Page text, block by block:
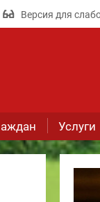
Версия для
Услуги